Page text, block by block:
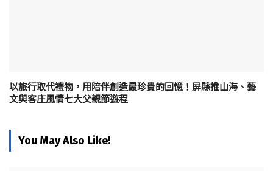
以旅行取代禮物，用陪伴創造最珍貴的回憶！屏縣推山海、藝
文與客庄風情七大父親節遊程
You May Also Like!